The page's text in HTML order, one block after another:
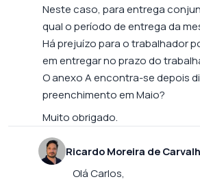
Neste caso, para entrega
qual o período de entrega da
Há prejuízo para o trabalhador
em entregar no prazo do
O anexo A encontra-se depois
preenchimento em Maio?
Muito obrigado.
Ricardo Moreira de
Olá Carlos,